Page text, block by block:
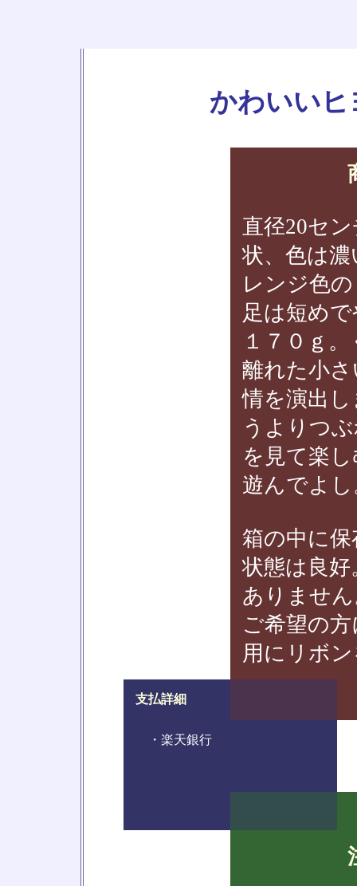
かわいい
直径20セ
状、色は
レンジ色
足は短め
１７０ｇ
離れた小
情を演出
うよりつ
を見て楽
遊んでよ
箱の中に
状態は良
ありませ
ご希望の
用にリボ
支払詳細
・楽天銀行